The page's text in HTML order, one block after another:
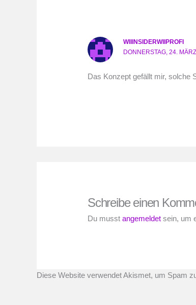
WIIINSIDERWIIPROFI
DONNERSTAG, 24.
Das Konzept gefällt mir, solche
Schreibe einen
Du musstangemeldet sein, um
Diese Website verwendet Akismet, um Spam